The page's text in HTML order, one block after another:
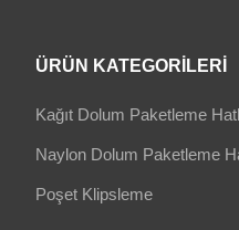
ÜRÜN KATEGORILERI
Kağıt Dolum Paketleme
Naylon Dolum Paketleme
Poşet Klipsleme